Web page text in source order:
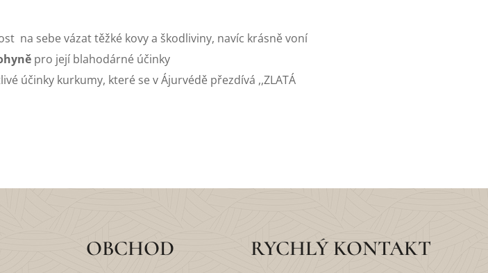
na sebe vázat těžké kovy a škodliviny, navíc krásně voní
pro její blahodárné účinky
účinky kurkumy, které se v Ájurvédě přezdívá ,,ZLATÁ
OBCHOD RYCHLÝ KONTAKT